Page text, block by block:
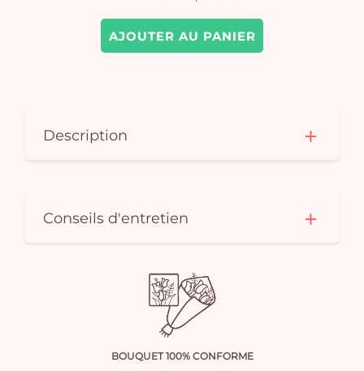
AJOUTER AU PANIER
Description
Conseils d'entretien
BOUQUET 100% CONFORME